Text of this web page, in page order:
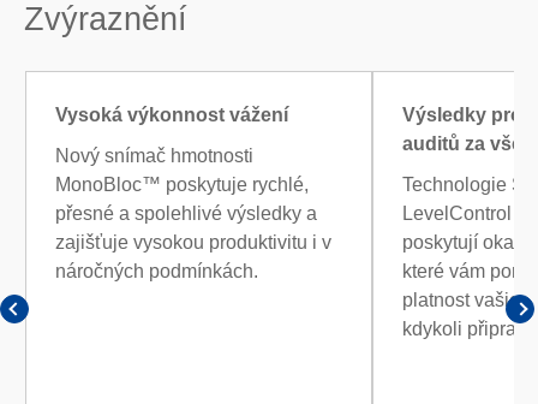
Zvýraznění
Vysoká výkonnost vážení
Nový snímač hmotnosti
MonoBloc™ poskytuje rychlé,
přesné a spolehlivé výsledky a
zajišťuje vysokou produktivitu i v
náročných podmínkách.
Výsledky pro
auditů za
Technologie
LevelControl a
poskytují
které vám
platnost vašich
kdykoli